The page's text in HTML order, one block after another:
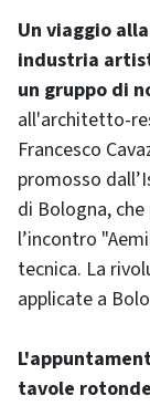
Un viaggio
industria
un gruppo di
all'architetto-
Francesco
promosso
di Bologna,
l’incontro
tecnica. La
applicate a
tavole